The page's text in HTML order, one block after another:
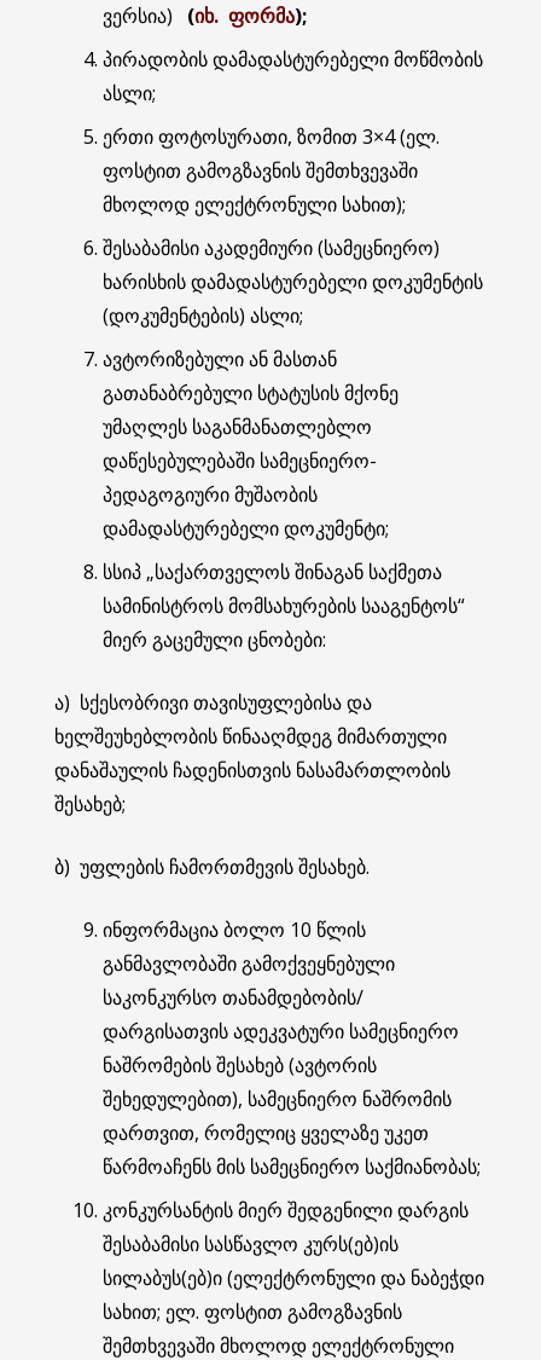
ვერსია)
(იხ. ფორმა);
პირადობის დამადასტურებელი მოწმობის
ასლი;
ერთი ფოტოსურათი, ზომით 3×4 (ელ.
ფოსტით გამოგზავნის შემთხვევაში
მხოლოდ ელექტრონული სახით);
შესაბამისი აკადემიური (სამეცნიერო)
ხარისხის დამადასტურებელი დოკუმენტის
(დოკუმენტების) ასლი;
ავტორიზებული ან მასთან
გათანაბრებული სტატუსის მქონე
უმაღლეს საგანმანათლებლო
დაწესებულებაში სამეცნიერო-
პედაგოგიური მუშაობის
დამადასტურებელი დოკუმენტი;
სსიპ „საქართველოს შინაგან საქმეთა
სამინისტროს მომსახურების სააგენტოს“
მიერ გაცემული ცნობები:
ა) სქესობრივი თავისუფლებისა და
ხელშეუხებლობის წინააღმდეგ მიმართული
დანაშაულის ჩადენისთვის ნასამართლობის
შესახებ;
ბ) უფლების ჩამორთმევის შესახებ.
ინფორმაცია ბოლო 10 წლის
განმავლობაში გამოქვეყნებული
საკონკურსო თანამდებობის/
დარგისათვის ადეკვატური სამეცნიერო
ნაშრომების შესახებ (ავტორის
შეხედულებით), სამეცნიერო ნაშრომის
დართვით, რომელიც ყველაზე უკეთ
წარმოაჩენს მის სამეცნიერო საქმიანობას;
კონკურსანტის მიერ შედგენილი დარგის
შესაბამისი სასწავლო კურს(ებ)ის
სილაბუს(ებ)ი (ელექტრონული და ნაბეჭდი
სახით; ელ. ფოსტით გამოგზავნის
შემთხვევაში მხოლოდ ელექტრონული